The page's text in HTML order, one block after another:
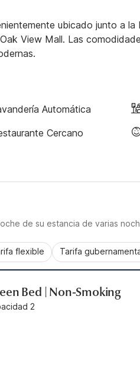
ubicado junto a
View Mall. Las
Automática
Cercano
de su estancia de varias
flexible Tarifa
Bed | Non-Smoking
2